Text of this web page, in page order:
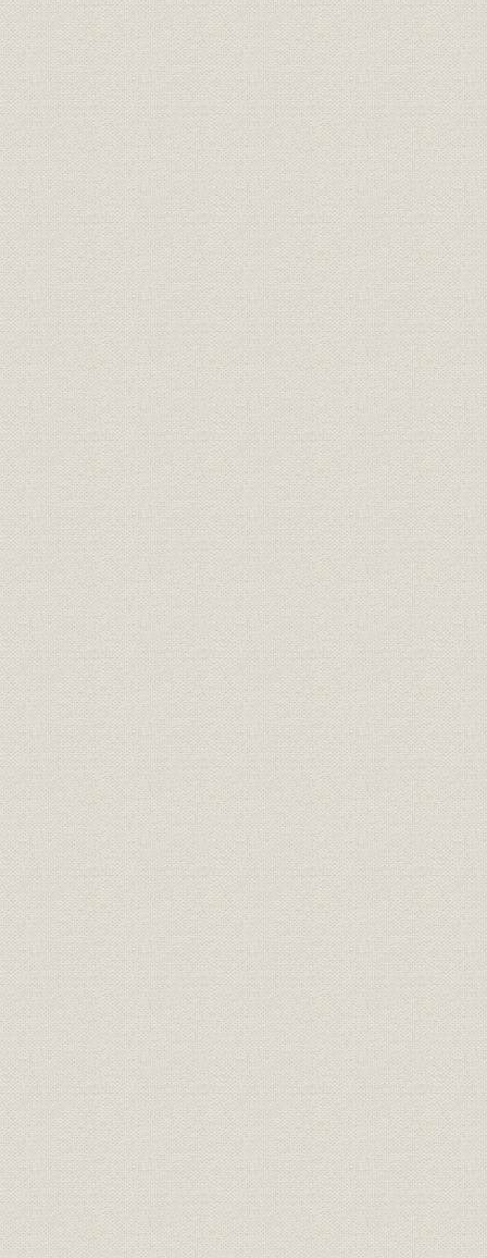
物流;貿易 当社の外材荷揚港 昭和42年
製品
木材と組み合わせて梁の部分に
使用された「スミビーム」
[昭和39年
教育・研修 新入社員、山越研修コース 昭和38年
関係会社;事業所 スミリン合板の工場全景 昭和41年
関係会社;生産 普通合板生産年表
昭和40年
(1975年)
関係会社;財務・業績 スミリン土地(株)の業績推移
第1期(昭
45/4~46/3)
エネルギー 日本のエネルギー源
昭和35年
年)、45年
年)
役員 保田克己社長 [昭和41年
博覧会;広告宣伝
松山博覧会での当社展示コーナ
ー
昭和40年
物流 丸太の流通形態
[昭和47年
(1975年)]
製品;物流 製材品の流通形態
[昭和47年
(1975年)]
生産;林業 経営山林伐採量推移
第15期・
35期・昭
生産 関西電力向けの電柱材 [昭和30年
商品;林業 国内材部門の商品構成の変化
昭和35年
50年
貿易
全国米材輸入量と当社輸入量、
順位
昭和38年
年度(1975
物流;設備 当社の米材専用船一覧 昭和47年
海外事業 米・加材産地および主要積出港 [昭和41年
海外事業
バンクーバー港水面貯木場にて
検品中の当社駐在員、フィンレ
イの森(カナダBC州)
[昭和44年